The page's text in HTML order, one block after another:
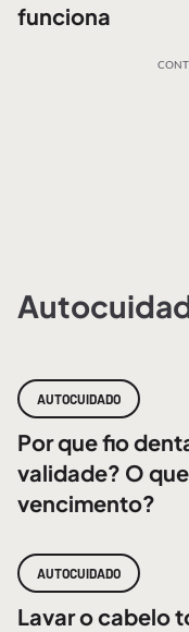
funciona
AUTOCUIDADO
Por que fio
validade? O
vencimento?
AUTOCUIDADO
Lavar o cabelo